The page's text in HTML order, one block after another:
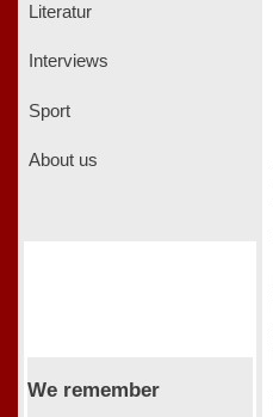
Literatur
Interviews
Sport
About us
We remember